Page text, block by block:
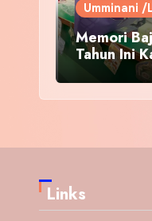
Umminani
Memori
Tahun Ini
Kembali
Hari-Hari?
Links